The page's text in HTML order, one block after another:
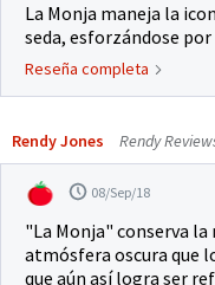
La Monja maneja la
seda, esforzándose
Reseña completa
Rendy Jones Rendy
08/Sep/18
"La Monja" conserva
atmósfera oscura que
que aún así logra ser